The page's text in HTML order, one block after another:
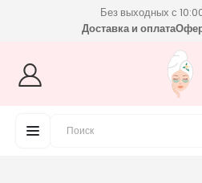
Без выходных с
Доставка и оплата